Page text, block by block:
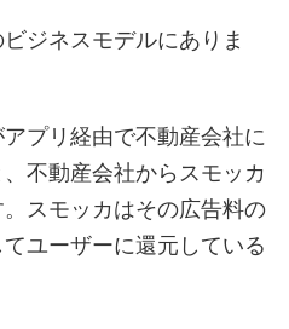
ジネスモデルにありま
プリ経由で不動産会社に
不動産会社からスモッカ
スモッカはその広告料の
ユーザーに還元している